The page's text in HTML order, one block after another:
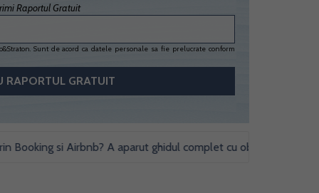
Raportul Gratuit
Sunt de acord ca datele personale sa fie prelucrate conform
si Airbnb? A aparut ghidul complet cu obligatii fiscale si